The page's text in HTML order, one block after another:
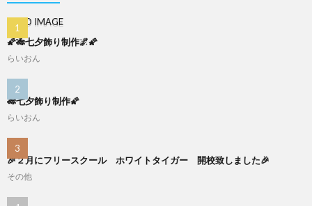
🌠🎋七夕飾り制作🌌🌠
らいおん
🎋七夕飾り制作🌠
らいおん
🎉２月にフリースクール ホワイトタイガー 開校致しました🎉
その他